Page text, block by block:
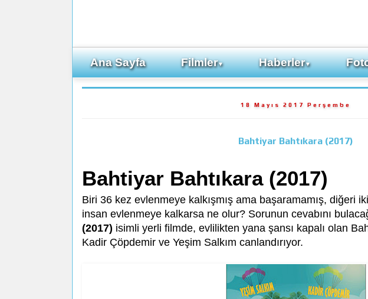
Ana Sayfa Filmler▼ Haberler▼
18 Mayıs 2017 Perşembe
Bahtiyar Bahtıkara (2017)
Bahtiyar Bahtıkara (2017)
Biri 36 kez evlenmeye kalkışmış ama başaramamış, diğeri
insan evlenmeye kalkarsa ne olur? Sorunun cevabını
(2017) isimli yerli filmde, evlilikten yana şansı kapalı olan
Kadir Çöpdemir ve Yeşim Salkım canlandırıyor.